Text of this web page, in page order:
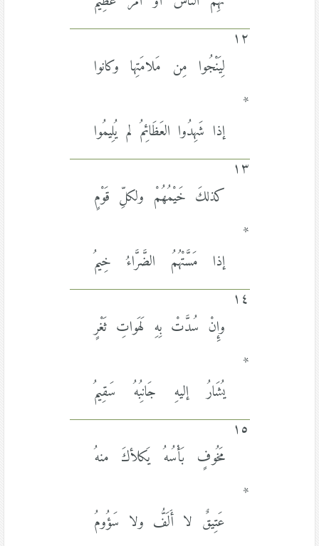
١٢
لِيَنْجُوا مِن مَلامَتِها وكانوا
*
إذا شَهِدُوا العَظَائِمُ لم يُلِيمُوا
١٣
كذلكَ خَيْمُهُمْ ولكلِّ قَوْمٍ
*
إذا مَسَّتْهُمُ الضَّرَّاءُ خِيمُ
١٤
وإِنْ سُدَّتْ بِهِ لَهَواتِ ثَغْرٍ
*
يُشَارُ إليهِ جَانِبُهُ سَقِيمُ
١٥
مَخُوفٍ بَأْسُهُ يَكلأكَ منهُ
*
عَتِيقٌ لا أَلَفُّ ولا سَؤُومُ